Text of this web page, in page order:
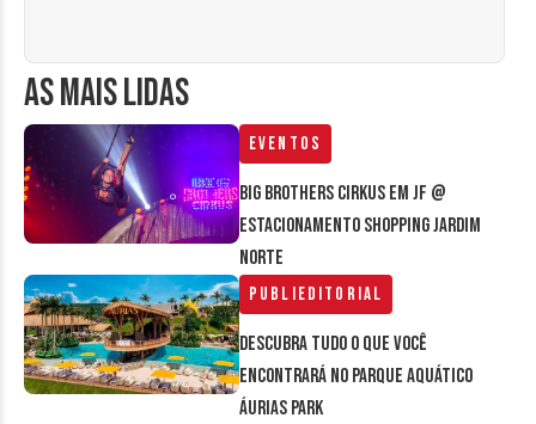
AS MAIS LIDAS
Eventos
Big Brothers Cirkus em JF @
estacionamento Shopping Jardim
Norte
Publieditorial
Descubra tudo o que você
encontrará no parque aquático
Áurias Park